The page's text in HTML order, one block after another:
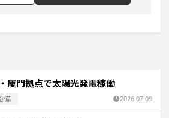
厦門拠点で太陽光発電稼働
備 2026.07.09